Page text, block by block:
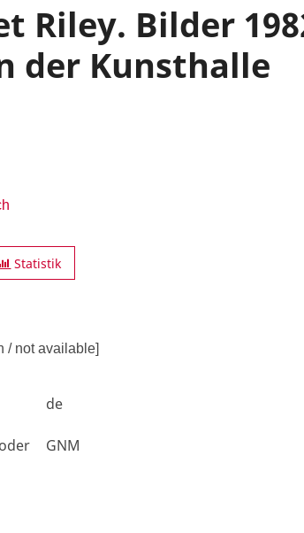
Riley. Bilder
der Kunsthalle
Statistik
/ not available]
de
GNM